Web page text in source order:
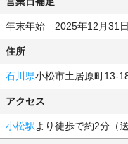
年末年始 2025年12月31
住所
石川県小松市土居原町13-
アクセス
小松駅より徒歩で約2分（